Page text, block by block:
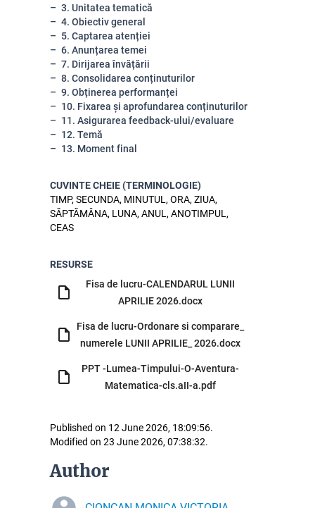
3. Unitatea tematică
4. Obiectiv general
5. Captarea atenției
6. Anunțarea temei
7. Dirijarea învățării
8. Consolidarea conținuturilor
9. Obținerea performanței
10. Fixarea și aprofundarea conținuturilor
11. Asigurarea feedback-ului/evaluare
12. Temă
13. Moment final
CUVINTE CHEIE (TERMINOLOGIE)
TIMP, SECUNDA, MINUTUL, ORA, ZIUA,
SĂPTĂMÂNA, LUNA, ANUL, ANOTIMPUL,
CEAS
RESURSE
Fisa de lucru-CALENDARUL LUNII
APRILIE 2026.docx
Fisa de lucru-Ordonare si comparare_
numerele LUNII APRILIE_ 2026.docx
PPT -Lumea-Timpului-O-Aventura-
Matematica-cls.aII-a.pdf
Published on 12 June 2026, 18:09:56.
Modified on 23 June 2026, 07:38:32.
Author